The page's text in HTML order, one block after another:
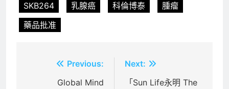
SKB264
乳腺癌 科倫博泰
腫瘤
藥品批准
Previous:
Global Mind
Next:
「Sun Life永明 The